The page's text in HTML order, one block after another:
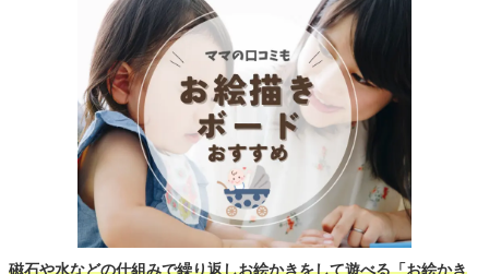
磁石や水などの仕組みで繰り返しお絵かきをして遊べる「お絵かき